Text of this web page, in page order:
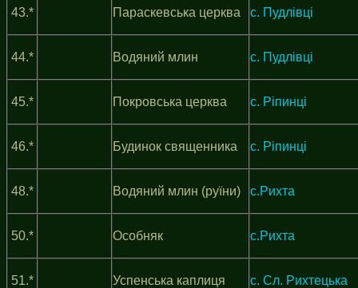
43.* Параскевська церква с. Пудлівці
44.* Водяний млин с. Пудлівці
45.* Покровська церква с. Ріпинці
46.* Будинок священника с. Ріпинці
48.* Водяний млин (руїни) с.Рихта
50.* Особняк с.Рихта
51.* Успенська каплиця с. Сл. Рихтецька